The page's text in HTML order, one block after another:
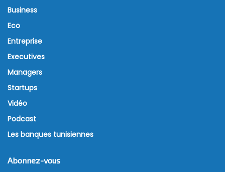
Business
Eco
Entreprise
Executives
Managers
Startups
Vidéo
Podcast
Les banques tunisiennes
Abonnez-vous